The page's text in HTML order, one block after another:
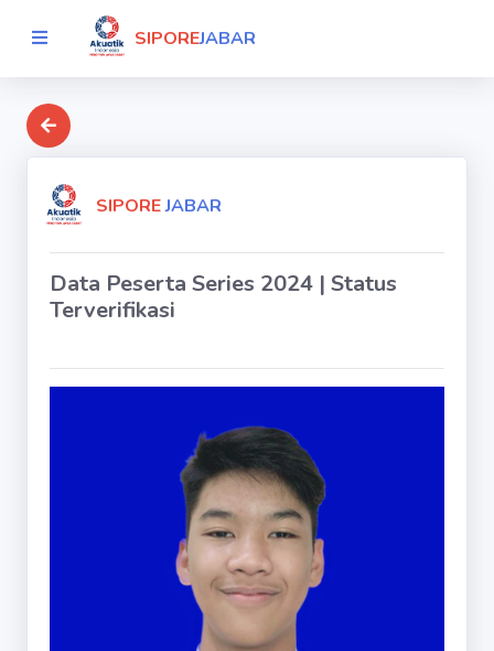
SIPOREJABAR
SIPOREJABAR
Data Peserta Series 2024 | Status
Terverifikasi